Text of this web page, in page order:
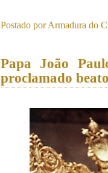
Postado porArmadura do
Papa João
proclamado